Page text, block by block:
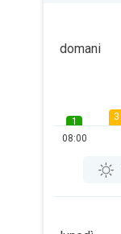
domani
1
08:00
3